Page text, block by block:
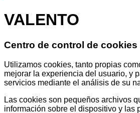
VALENTO
Centro de control de cookies
Utilizamos cookies, tanto propias
mejorar la experiencia del usuario, y
servicios mediante el análisis de su
Las cookies son pequeños archivos
información sobre el dispositivo y las